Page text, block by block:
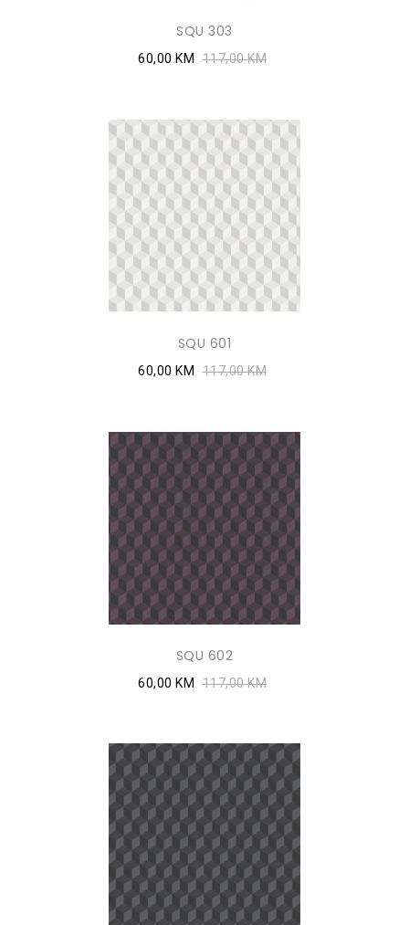
SQU 303
60,00 KM 117,00 KM
SQU 601
60,00 KM 117,00 KM
SQU 602
60,00 KM 117,00 KM